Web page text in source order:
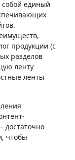
собой единый
продукции (с
разделов
ленту
ленты
достаточно
чтобы